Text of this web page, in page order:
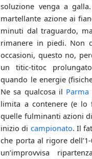
soluzione venga a
martellante azione ai
minuti dal traguardo,
rimanere in piedi. Non
occasioni, questo no,
un titic-titoc
quando le energie
Ne sa qualcosa il Parma
limita a contenere (e lo
quelle fulminanti azioni
inizio di campionato. Il
che porta al rigore
un’improvvisa